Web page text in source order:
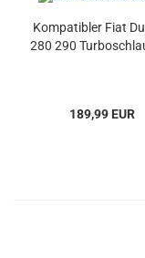
Kompatibler Fiat
280 290
189,99 EUR